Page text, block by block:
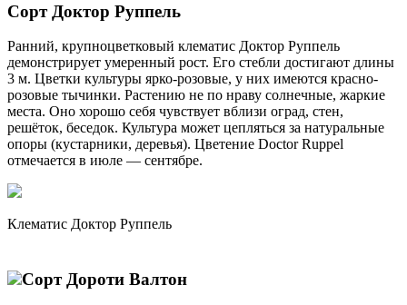
Сорт Доктор Руппель
Ранний, крупноцветковый клематис Доктор Руппель
демонстрирует умеренный рост. Его стебли достигают длины
3 м. Цветки культуры ярко-розовые, у них имеются красно-
розовые тычинки. Растению не по нраву солнечные, жаркие
места. Оно хорошо себя чувствует вблизи оград, стен,
решёток, беседок. Культура может цепляться за натуральные
опоры (кустарники, деревья). Цветение Doctor Ruppel
отмечается в июле — сентябре.
Клематис Доктор Руппель
Сорт Дороти Валтон